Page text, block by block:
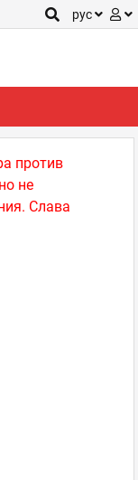
рус
против
не
Слава